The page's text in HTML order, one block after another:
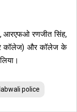
आरएफओ रणजीत सिंह,
कॉलेज) और कॉलेज के
police